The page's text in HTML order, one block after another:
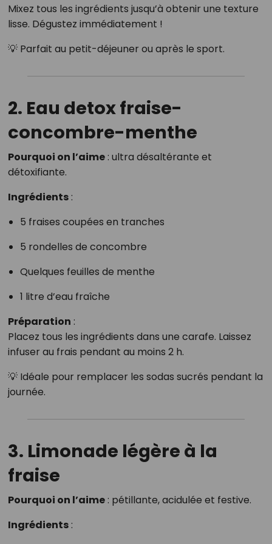
Mixez tous les ingrédients jusqu’à obtenir une texture
lisse. Dégustez immédiatement !
💡 Parfait au petit-déjeuner ou après le sport.
2. Eau detox fraise-
concombre-menthe
Pourquoi on l’aime: ultra désaltérante et
détoxifiante.
Ingrédients:
5 fraises coupées en tranches
5 rondelles de concombre
Quelques feuilles de menthe
1 litre d’eau fraîche
Préparation :
Placez tous les ingrédients dans une carafe. Laissez
infuser au frais pendant au moins 2 h.
💡 Idéale pour remplacer les sodas sucrés pendant la
journée.
3. Limonade légère à la
fraise
Pourquoi on l’aime: pétillante, acidulée et festive.
Ingrédients: